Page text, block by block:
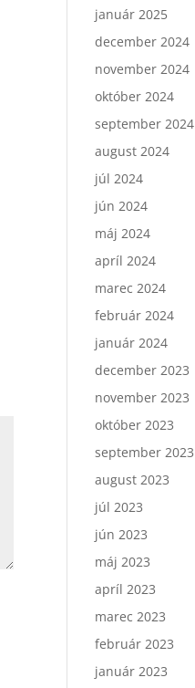
január 2025
december 2024
november 2024
október 2024
september 2024
august 2024
júl 2024
jún 2024
máj 2024
apríl 2024
marec 2024
február 2024
január 2024
december 2023
november 2023
október 2023
september 2023
august 2023
júl 2023
jún 2023
máj 2023
apríl 2023
marec 2023
február 2023
január 2023